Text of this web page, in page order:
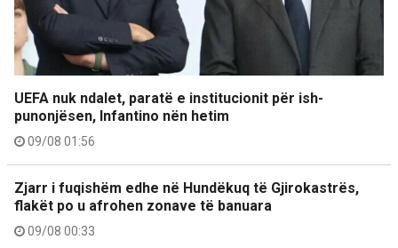
UEFA nuk ndalet, paratë e institucionit për ish-
punonjësen, Infantino nën hetim
09/08 01:56
Zjarr i fuqishëm edhe në Hundëkuq të Gjirokastrës,
flakët po u afrohen zonave të banuara
09/08 00:33